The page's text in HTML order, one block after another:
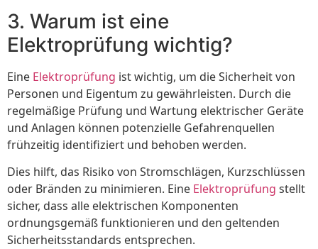
3. Warum ist eine
Elektroprüfung wichtig?
Eine Elektroprüfung ist wichtig, um die Sicherheit von
Personen und Eigentum zu gewährleisten. Durch die
regelmäßige Prüfung und Wartung elektrischer Geräte
und Anlagen können potenzielle Gefahrenquellen
frühzeitig identifiziert und behoben werden.
Dies hilft, das Risiko von Stromschlägen, Kurzschlüssen
oder Bränden zu minimieren. Eine Elektroprüfung stellt
sicher, dass alle elektrischen Komponenten
ordnungsgemäß funktionieren und den geltenden
Sicherheitsstandards entsprechen.